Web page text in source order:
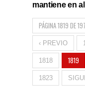
mantiene en
PÁGINA 1819 DE
‹ PREVIO
1818 1819
1823